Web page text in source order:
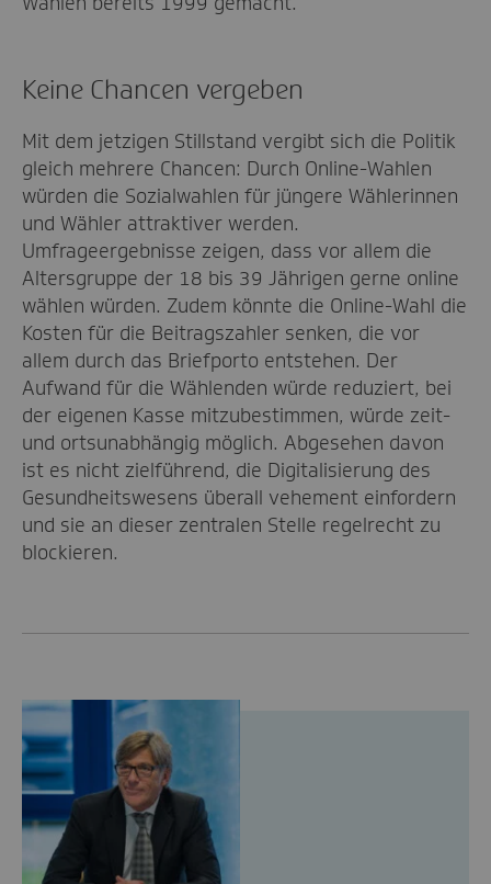
Keine Chancen vergeben
Mit dem jetzigen Stillstand vergibt sich die Politik
gleich mehrere Chancen: Durch Online-Wahlen
würden die Sozialwahlen für jüngere Wählerinnen
und Wähler attraktiver werden.
Umfrageergebnisse zeigen, dass vor allem die
Altersgruppe der 18 bis 39 Jährigen gerne online
wählen würden. Zudem könnte die Online-Wahl die
Kosten für die Beitragszahler senken, die vor
allem durch das Briefporto entstehen. Der
Aufwand für die Wählenden würde reduziert, bei
der eigenen Kasse mitzubestimmen, würde zeit-
und ortsunabhängig möglich. Abgesehen davon
ist es nicht zielführend, die Digitalisierung des
Gesundheitswesens überall vehement einfordern
und sie an dieser zentralen Stelle regelrecht zu
blockieren.